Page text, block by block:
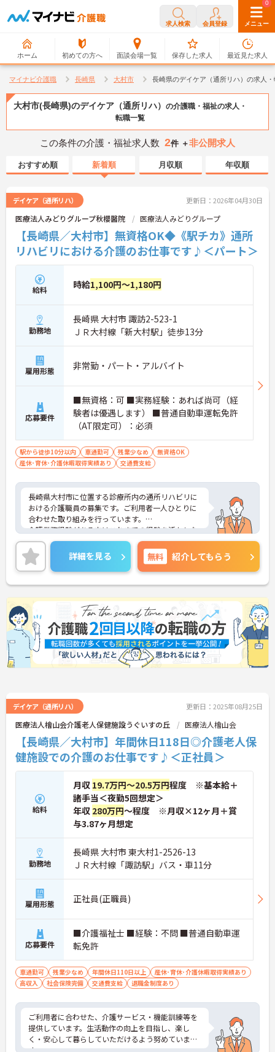
求人検索 会員登録 メニュー
ホーム 初めての方へ 面談会場一覧
0
保存した求人
0
最近見た求人
マイナビ介護職 長崎県 大村市 長崎県のデイケア（通所リハ）の求人
大村市(長崎県)のデイケア（通所リハ） の介護職・福祉の求人・
転職一覧
この条件の介護・福祉求人数 2件 ＋非公開求人
おすすめ順 新着順 月収順 年収順
デイケア（通所リハ） 更新日：2026年04月30日
医療法人みどりグループ秋櫻醫院 医療法人みどりグループ
【長崎県／大村市】無資格OK◆《駅チカ》通所
リハビリにおける介護のお仕事です♪＜パート＞
給料 時給1,100円～1,180円
勤務地
長崎県 大村市 諏訪2-523-1
ＪＲ大村線「新大村駅」徒歩13分
雇用形態 非常勤・パート・アルバイト
応募要件
■無資格：可 ■実務経験：あれば尚可（経
験者は優遇します） ■普通自動車運転免許
（AT限定可）：必須
駅から徒歩10分以内 車通勤可 残業少なめ
無資格OK
産休･育休･介護休暇取得実績あり
交通費支給
長崎県大村市に位置する診療所内の通所リハビリに
おける介護職員の募集です。ご利用者一人ひとりに
合わせた取り組みを行っています。
介護業務経験がある方はこれまでの経験を活かしな
がらご勤務いただけます。また、残業が月平均0～5
時間程度なのでワークライフバランスを保ちながら
ご勤務いただけます。
ご興味のある方には、面接対策ポイントなど、さら
に詳細をお話しいたしますのでお気軽にご相談くだ
さい！
詳細を見る 無料 紹介してもらう
デイケア（通所リハ） 更新日：2025年08月25日
医療法人檜山会介護老人保健施設うぐいすの丘 医療法人檜山会
【長崎県／大村市】年間休日118日◎介護老人保
健施設での介護のお仕事です♪＜正社員＞
給料
月収 19.7万円～20.5万円程度 ※基本給＋
諸手当＜夜勤5回想定＞
年収 280万円～程度 ※月収×12ヶ月＋賞
与3.87ヶ月想定
勤務地
長崎県 大村市 東大村1-2526-13
ＪＲ大村線「諏訪駅」バス・車11分
雇用形態 正社員(正職員)
応募要件
■介護福祉士 ■経験：不問 ■普通自動車運
転免許
車通勤可 残業少なめ 年間休日110日以上
産休･育休･介護休暇取得実績あり
高収入
社会保険完備 交通費支給 退職金制度あり
ご利用者に合わせた、介護サービス・機能訓練等を
提供しています。生活動作の向上を目指し、楽し
く・安心して暮らしていただけるよう努めていま